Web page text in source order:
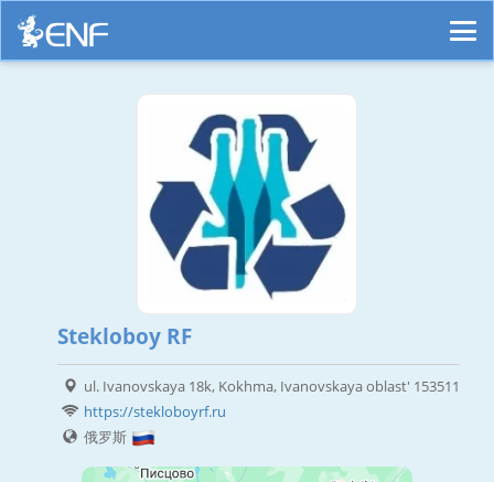
Stekloboy RF
ul. Ivanovskaya 18k, Kokhma, Ivanovskaya oblast' 153511
https://stekloboyrf.ru
俄罗斯